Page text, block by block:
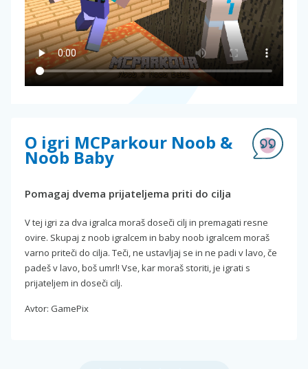
O igri MCParkour Noob &
Noob Baby
Pomagaj dvema prijateljema priti do cilja
V tej igri za dva igralca moraš doseči cilj in premagati resne
ovire. Skupaj z noob igralcem in baby noob igralcem moraš
varno priteči do cilja. Teči, ne ustavljaj se in ne padi v lavo, če
padeš v lavo, boš umrl! Vse, kar moraš storiti, je igrati s
prijateljem in doseči cilj.
Avtor: GamePix